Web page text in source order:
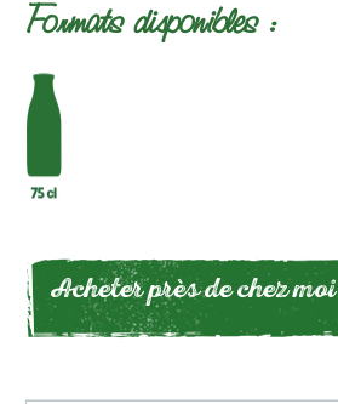
Formats disponibles :
Acheter près de chez moi